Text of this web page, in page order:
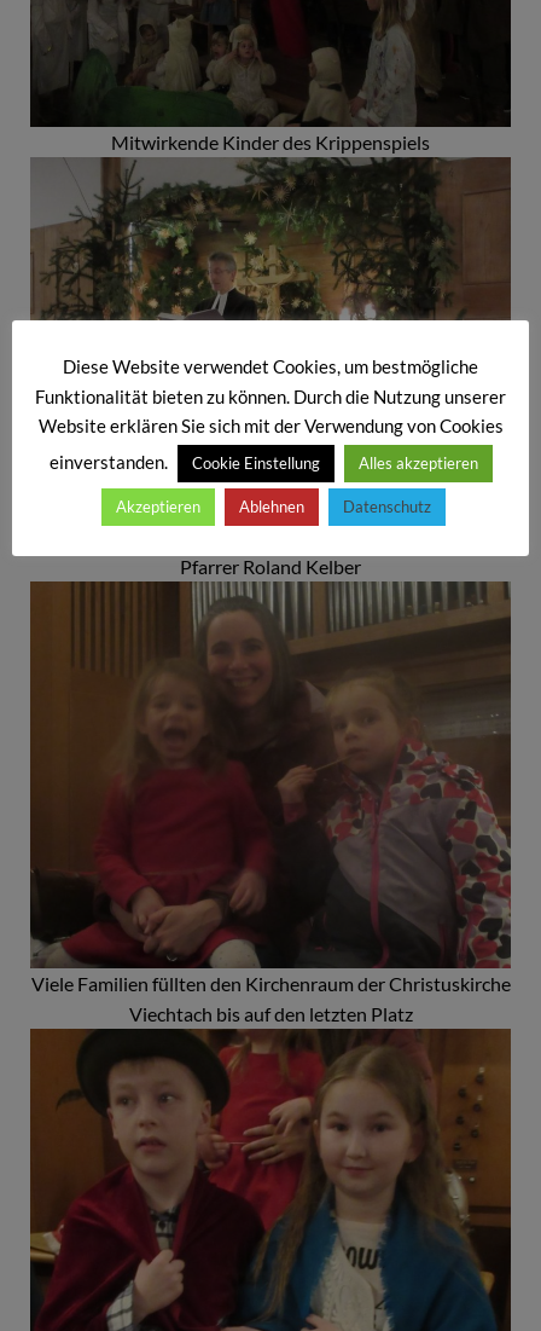
Mitwirkende Kinder des Krippenspiels
Pfarrer Roland Kelber
Viele Familien füllten den Kirchenraum der Christuskirche
Viechtach bis auf den letzten Platz
Diese Website verwendet Cookies, um bestmögliche
Funktionalität bieten zu können. Durch die Nutzung unserer
Website erklären Sie sich mit der Verwendung von Cookies
einverstanden.
Cookie Einstellung Alles akzeptieren
Akzeptieren Ablehnen Datenschutz